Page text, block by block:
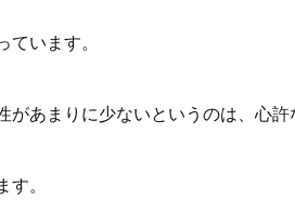
います。
あまりに少ないというのは、心許
。